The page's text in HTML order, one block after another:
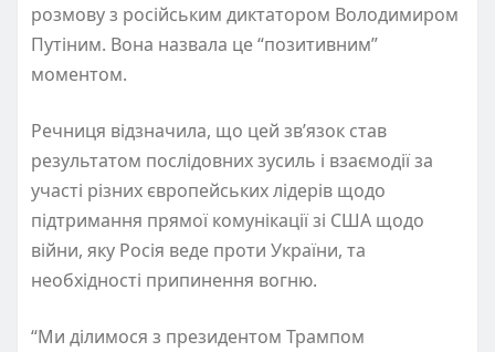
розмову з російським диктатором Володимиром
Путіним. Вона назвала це “позитивним”
моментом.
Речниця відзначила, що цей зв’язок став
результатом послідовних зусиль і взаємодії за
участі різних європейських лідерів щодо
підтримання прямої комунікації зі США щодо
війни, яку Росія веде проти України, та
необхідності припинення вогню.
“Ми ділимося з президентом Трампом